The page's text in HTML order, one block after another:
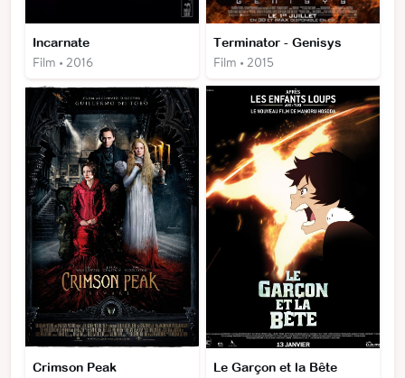
Incarnate
Film • 2016
Terminator - Genisys
Film • 2015
Crimson Peak Le Garçon et la Bête